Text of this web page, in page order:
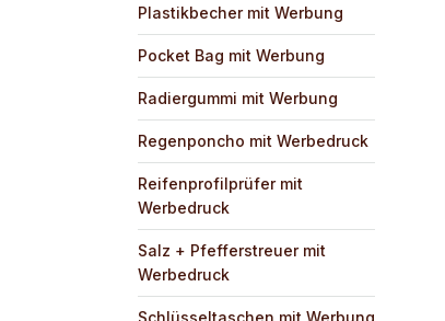
Plastikbecher mit Werbung
Pocket Bag mit Werbung
Radiergummi mit Werbung
Regenponcho mit Werbedruck
Reifenprofilprüfer mit
Werbedruck
Salz + Pfefferstreuer mit
Werbedruck
Schlüsseltaschen mit Werbung